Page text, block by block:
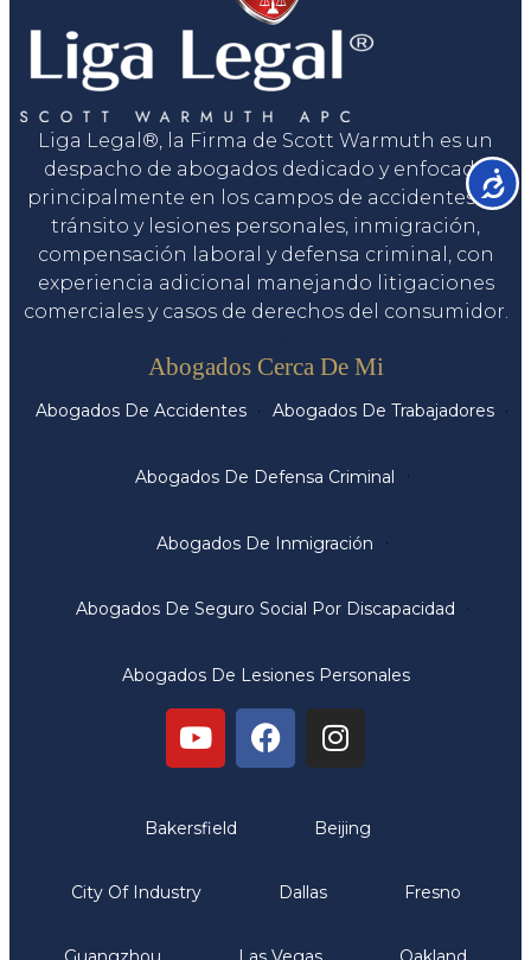
Liga Legal®, la Firma de Scott Warmuth es un
despacho de abogados dedicado y enfocado
principalmente en los campos de accidentes de
tránsito y lesiones personales, inmigración,
compensación laboral y defensa criminal, con
experiencia adicional manejando litigaciones
comerciales y casos de derechos del consumidor.
Abogados Cerca De Mi
Abogados De Accidentes Abogados De Trabajadores
Abogados De Defensa Criminal
Abogados De Inmigración
Abogados De Seguro Social Por Discapacidad
Abogados De Lesiones Personales
Bakersfield Beijing
City Of Industry Dallas Fresno